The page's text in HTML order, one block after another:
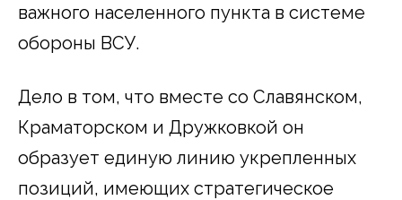
важного населенного пункта в системе
обороны ВСУ.
Дело в том, что вместе со Славянском,
Краматорском и Дружковкой он
образует единую линию укрепленных
позиций, имеющих стратегическое